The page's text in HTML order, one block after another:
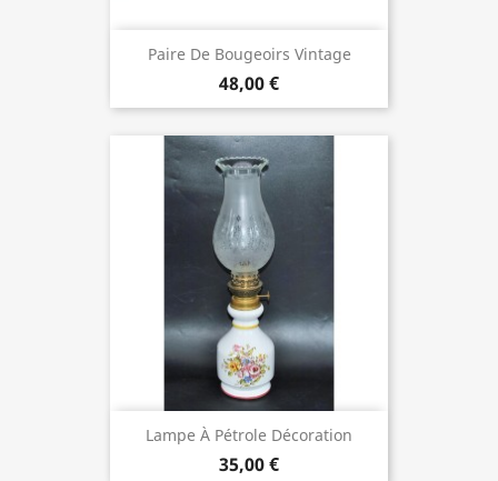
Paire De Bougeoirs Vintage
48,00 €
Lampe À Pétrole Décoration
35,00 €